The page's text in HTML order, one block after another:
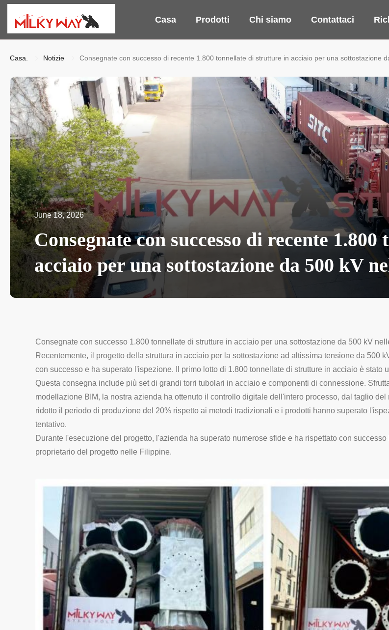
Casa Prodotti Chi siamo Contattaci
Casa. Notizie Consegnate con successo di recente 1.800 tonnellate di strutture in acciaio per una sottostazione
June 18, 2026
Consegnate con successo di recente
acciaio per una sottostazione da 500 kV
Consegnate con successo 1.800 tonnellate di strutture in acciaio per una sottostazione da 500 kV
Recentemente, il progetto della struttura in acciaio per la sottostazione ad altissima tensione da 500
con successo e ha superato l'ispezione. Il primo lotto di 1.800 tonnellate di strutture in acciaio è stato
Questa consegna include più set di grandi torri tubolari in acciaio e componenti di connessione.
modellazione BIM, la nostra azienda ha ottenuto il controllo digitale dell'intero processo, dal taglio
ridotto il periodo di produzione del 20% rispetto ai metodi tradizionali e i prodotti hanno superato
tentativo.
Durante l'esecuzione del progetto, l'azienda ha superato numerose sfide e ha rispettato con
proprietario del progetto nelle Filippine.